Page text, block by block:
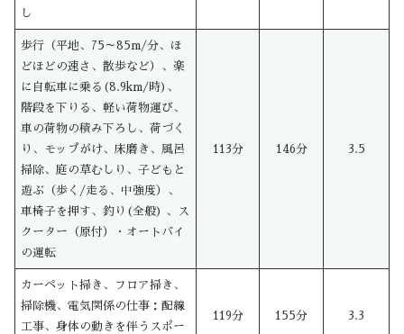
し
歩行（平地、75～85m/分、ほ
どほどの速さ、散歩など）、楽
に自転車に乗る(8.9km/時)、
階段を下りる、軽い荷物運び、
車の荷物の積み下ろし、荷づく
り、モップがけ、床磨き、風呂
掃除、庭の草むしり、子どもと
遊ぶ（歩く/走る、中強度）、
車椅子を押す、釣り(全般) 、ス
クーター（原付）・オートバイ
の運転
113分 146分 3.5
カーペット掃き、フロア掃き、
掃除機、電気関係の仕事：配線
工事、身体の動きを伴うスポー
119分 155分 3.3